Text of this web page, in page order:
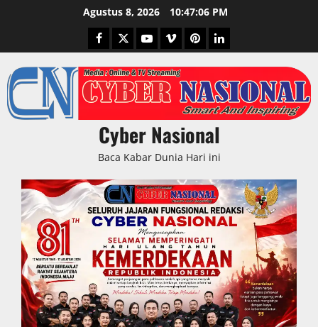
Agustus 8, 2026 10:47:07 PM
Facebook
TwitterYoutubeVimeoPinterestLinkedIn
Cyber Nasional
Baca Kabar Dunia Hari ini